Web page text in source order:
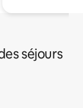
séjours